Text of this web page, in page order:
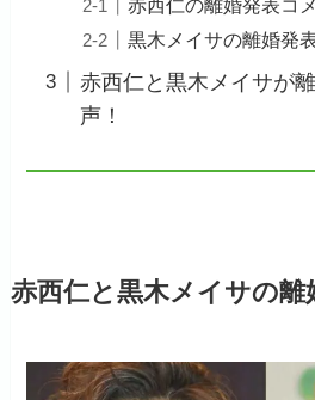
赤西仁の離婚発表コ
黒木メイサの離婚発
赤西仁と黒木メイサが
声！
赤西仁と黒木メイサの離